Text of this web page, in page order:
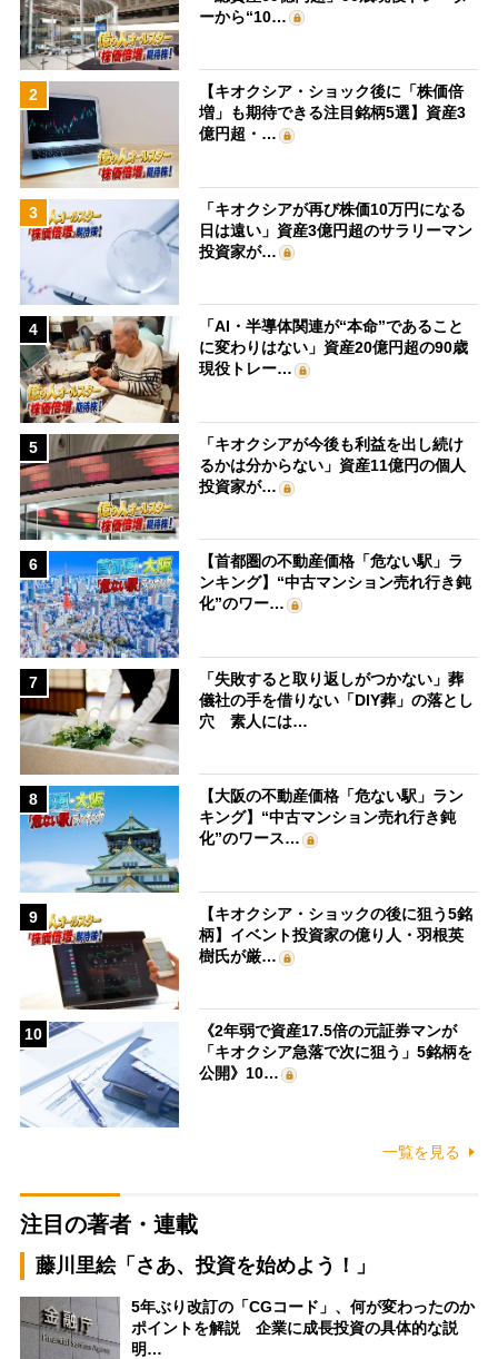
ーから“10…
2
【キオクシア・ショック後に「株価倍
増」も期待できる注目銘柄5選】資産3
億円超・…
3
「キオクシアが再び株価10万円になる
日は遠い」資産3億円超のサラリーマン
投資家が…
4
「AI・半導体関連が“本命”であること
に変わりはない」資産20億円超の90歳
現役トレー…
5
「キオクシアが今後も利益を出し続け
るかは分からない」資産11億円の個人
投資家が…
6
【首都圏の不動産価格「危ない駅」ラ
ンキング】“中古マンション売れ行き鈍
化”のワー…
7
「失敗すると取り返しがつかない」葬
儀社の手を借りない「DIY葬」の落とし
穴 素人には…
8
【大阪の不動産価格「危ない駅」ラン
キング】“中古マンション売れ行き鈍
化”のワース…
9
【キオクシア・ショックの後に狙う5銘
柄】イベント投資家の億り人・羽根英
樹氏が厳…
10
《2年弱で資産17.5倍の元証券マンが
「キオクシア急落で次に狙う」5銘柄を
公開》10…
一覧を見る
注目の著者・連載
藤川里絵「さあ、投資を始めよう！」
5年ぶり改訂の「CGコード」、何が変わったのか
ポイントを解説 企業に成長投資の具体的な説
明…